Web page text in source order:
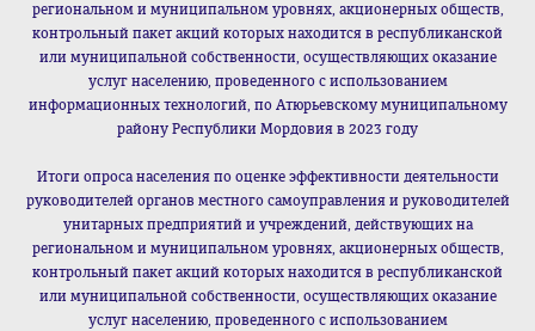
региональном и муниципальном уровнях, акционерных обществ,
контрольный пакет акций которых находится в республиканской
или муниципальной собственности, осуществляющих оказание
услуг населению, проведенного с использованием
информационных технологий, по Атюрьевскому муниципальному
району Республики Мордовия в 2023 году
Итоги опроса населения по оценке эффективности деятельности
руководителей органов местного самоуправления и руководителей
унитарных предприятий и учреждений, действующих на
региональном и муниципальном уровнях, акционерных обществ,
контрольный пакет акций которых находится в республиканской
или муниципальной собственности, осуществляющих оказание
услуг населению, проведенного с использованием